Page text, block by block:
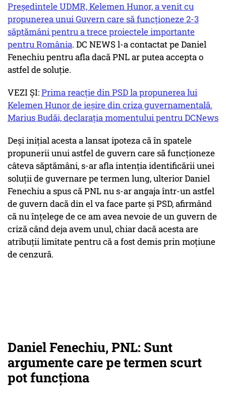
Președintele UDMR, Kelemen Hunor, a venit cu
propunerea unui Guvern care să funcționeze 2-3
săptămâni pentru a trece proiectele importante
pentru România. DC NEWS l-a contactat pe Daniel
Fenechiu pentru afla dacă PNL ar putea accepta o
astfel de soluție.
VEZI ȘI:Prima reacție din PSD la propunerea lui
Kelemen Hunor de ieșire din criza guvernamentală.
Marius Budăi, declarația momentului pentru DCNews
Deși inițial acesta a lansat ipoteza că în spatele
propunerii unui astfel de guvern care să funcționeze
câteva săptămâni, s-ar afla intenția identificării unei
soluții de guvernare pe termen lung, ulterior Daniel
Fenechiu a spus că PNL nu s-ar angaja într-un astfel
de guvern dacă din el va face parte și PSD, afirmând
că nu înțelege de ce am avea nevoie de un guvern de
criză când deja avem unul, chiar dacă acesta are
atribuții limitate pentru că a fost demis prin moțiune
de cenzură.
Daniel Fenechiu, PNL: Sunt
argumente care pe termen scurt
pot funcționa